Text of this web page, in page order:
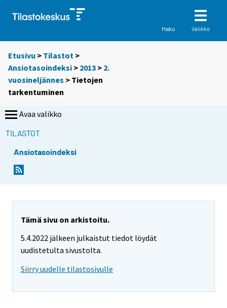
Haku Valikko
Etusivu > Tilastot >
Ansiotasoindeksi > 2013 > 2.
vuosineljännes > Tietojen
tarkentuminen
Avaa valikko
TILASTOT
Ansiotasoindeksi
Tämä sivu on arkistoitu.
5.4.2022 jälkeen julkaistut tiedot löydät
uudistetulta sivustolta.
Siirry uudelle tilastosivulle